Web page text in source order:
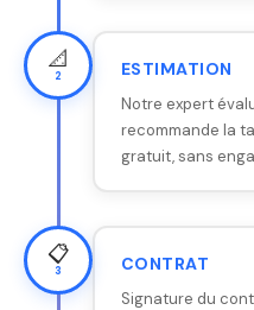
📐
2 ESTIMATION
Notre expert
recommande la
gratuit, sans
📋
3 CONTRAT
Signature du